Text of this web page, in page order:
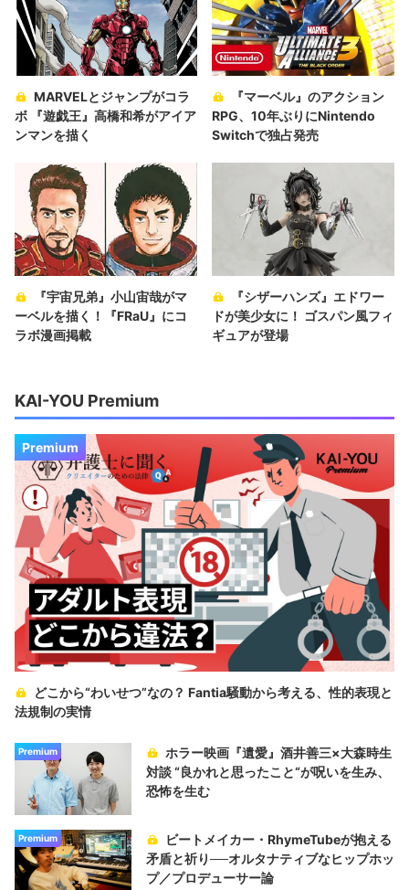
MARVELとジャンプがコラ
ボ 『遊戯王』高橋和希がアイア
ンマンを描く
『マーベル』のアクション
RPG、10年ぶりにNintendo
Switchで独占発売
『宇宙兄弟』小山宙哉がマ
ーベルを描く！『FRaU』にコ
ラボ漫画掲載
『シザーハンズ』エドワー
ドが美少女に！ ゴスパン風フィ
ギュアが登場
KAI-YOU Premium
Premium
どこから“わいせつ”なの？ Fantia騒動から考える、性的表現と
法規制の実情
Premium
ホラー映画『遺愛』酒井善三×大森時生
対談 “良かれと思ったこと“が呪いを生み、
恐怖を生む
Premium
ビートメイカー・RhymeTubeが抱える
矛盾と祈り──オルタナティブなヒップホッ
プ／プロデューサー論